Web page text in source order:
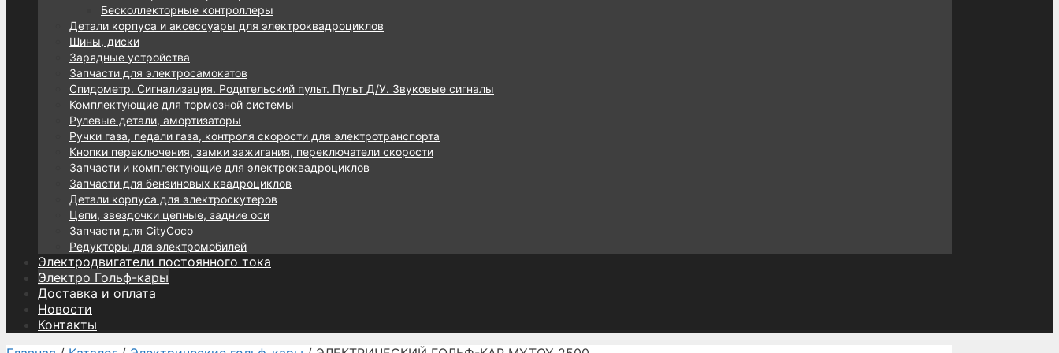
Бесколлекторные контроллеры
Детали корпуса и аксессуары для электроквадроциклов
Шины, диски
Зарядные устройства
Запчасти для электросамокатов
Спидометр. Сигнализация. Родительский пульт. Пульт Д/У. Звуковые сигналы
Комплектующие для тормозной системы
Рулевые детали, амортизаторы
Ручки газа, педали газа, контроля скорости для электротранспорта
Кнопки переключения, замки зажигания, переключатели скорости
Запчасти и комплектующие для электроквадроциклов
Запчасти для бензиновых квадроциклов
Детали корпуса для электроскутеров
Цепи, звездочки цепные, задние оси
Запчасти для CityCoco
Редукторы для электромобилей
Электродвигатели постоянного тока
Электро Гольф-кары
Доставка и оплата
Новости
Контакты